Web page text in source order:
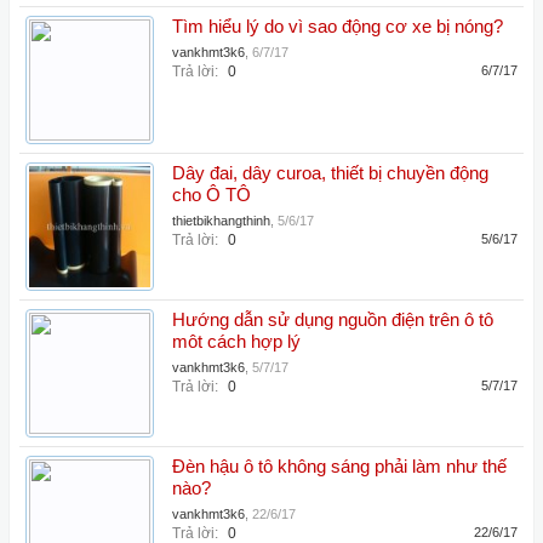
Tìm hiểu lý do vì sao động cơ xe bị nóng?
vankhmt3k6 6/7/17
Trả lời: 0 6/7/17
Dây đai, dây curoa, thiết bị chuyền động
cho Ô TÔ
thietbikhangthinh 5/6/17
Trả lời: 0 5/6/17
Hướng dẫn sử dụng nguồn điện trên ô tô
môt cách hợp lý
vankhmt3k6 5/7/17
Trả lời: 0 5/7/17
Đèn hậu ô tô không sáng phải làm như thế
nào?
vankhmt3k6 22/6/17
Trả lời: 0 22/6/17